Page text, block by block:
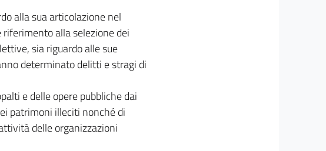
alla sua articolazione nel
alla selezione dei
sia riguardo alle sue
determinato delitti e stragi di
e delle opere pubbliche dai
patrimoni illeciti nonché di
delle organizzazioni